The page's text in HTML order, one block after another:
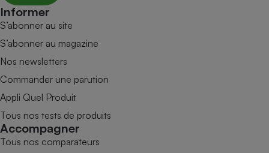
Informer
S’abonner au site
S’abonner au magazine
Nos newsletters
Commander une parution
Appli Quel Produit
Tous nos tests de produits
Accompagner
Tous nos comparateurs